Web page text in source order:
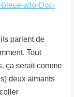
bleue-allo-Doc-
parlent de
Tout
ça serait comme
deux aimants